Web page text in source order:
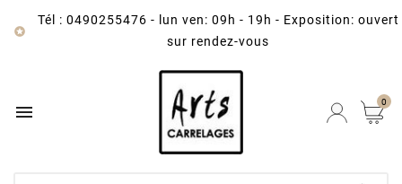

Tél : 0490255476 -
lun ven: 09h - 19h - Exposition: ouvert
sur rendez-vous
 0